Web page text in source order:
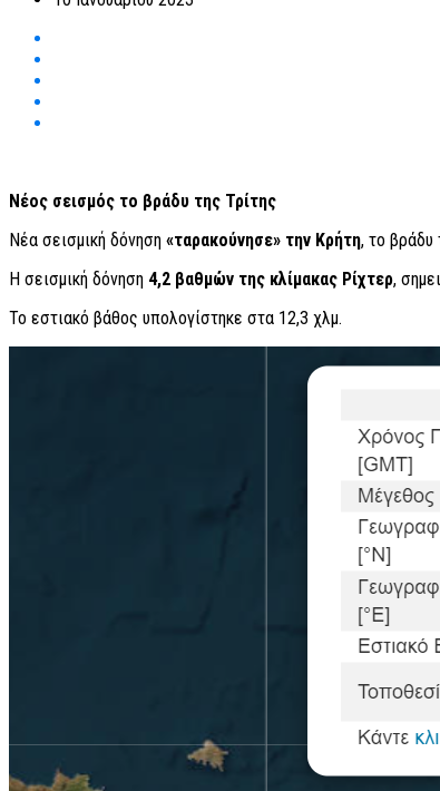
Νέος σεισμός το βράδυ της Τρίτης
Νέα σεισμική δόνηση «ταρακούνησε» την Κρήτη, το βράδυ
Η σεισμική δόνηση 4,2 βαθμών της κλίμακας Ρίχτερ,
Το εστιακό βάθος υπολογίστηκε στα 12,3 χλμ.